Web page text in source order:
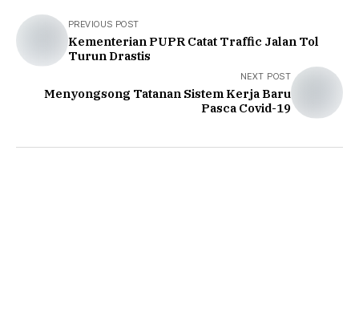
PREVIOUS POST
Kementerian PUPR Catat Traffic Jalan Tol
Turun Drastis
NEXT POST
Menyongsong Tatanan Sistem Kerja Baru
Pasca Covid-19